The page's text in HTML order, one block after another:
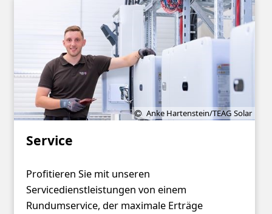
Anke Hartenstein/TEAG Solar
Service
Profitieren Sie mit unseren
Servicedienstleistungen von einem
Rundumservice, der maximale Erträge